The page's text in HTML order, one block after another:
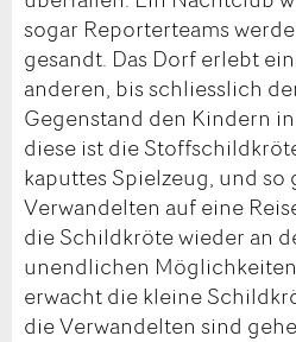
sogar Reporterteams
gesandt. Das Dorf erlebt
anderen, bis schliesslich
Gegenstand den Kindern
diese ist die
kaputtes Spielzeug, und
Verwandelten auf eine
die Schildkröte wieder an
unendlichen
erwacht die kleine
die Verwandelten sind